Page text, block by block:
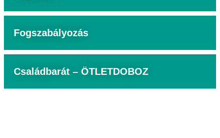
Fogszabályozás
Családbarát – ÖTLETDOBOZ